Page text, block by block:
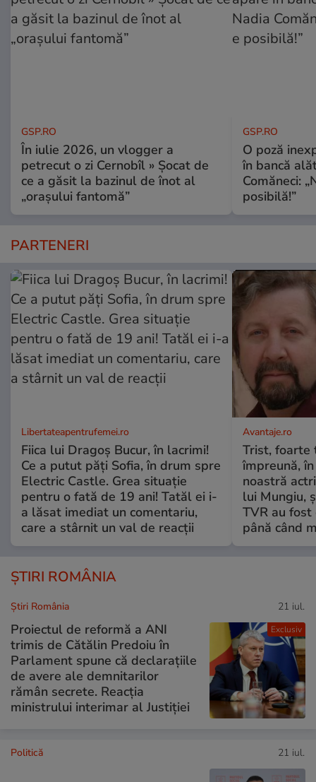
GSP.RO
În iulie 2026, un vlogger a
petrecut o zi Cernobîl » Șocat de
ce a găsit la bazinul de înot al
„orașului fantomă”
GSP.RO
O poză
în bancă
Comăneci:
posibilă!”
PARTENERI
Libertateapentrufemei.ro
Fiica lui Dragoș Bucur, în lacrimi!
Ce a putut păți Sofia, în drum spre
Electric Castle. Grea situație
pentru o fată de 19 ani! Tatăl ei i-
a lăsat imediat un comentariu,
care a stârnit un val de reacții
Avantaje.ro
Trist, foarte
împreună,
noastră
lui Mungiu,
TVR au
până când
ȘTIRI ROMÂNIA
Exclusiv
Știri România 21 iul.
Proiectul de reformă a ANI
trimis de Cătălin Predoiu în
Parlament spune că declarațiile
de avere ale demnitarilor
rămân secrete. Reacția
ministrului interimar al Justiției
Politică 21 iul.